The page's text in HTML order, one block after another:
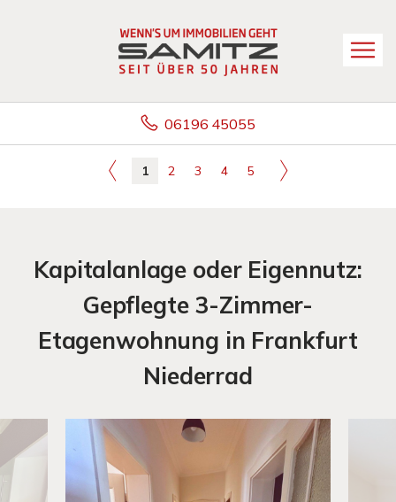
06196 45055
1 2 3 4 5
Kapitalanlage oder Eigennutz:
Gepflegte 3-Zimmer-
Etagenwohnung in Frankfurt
Niederrad